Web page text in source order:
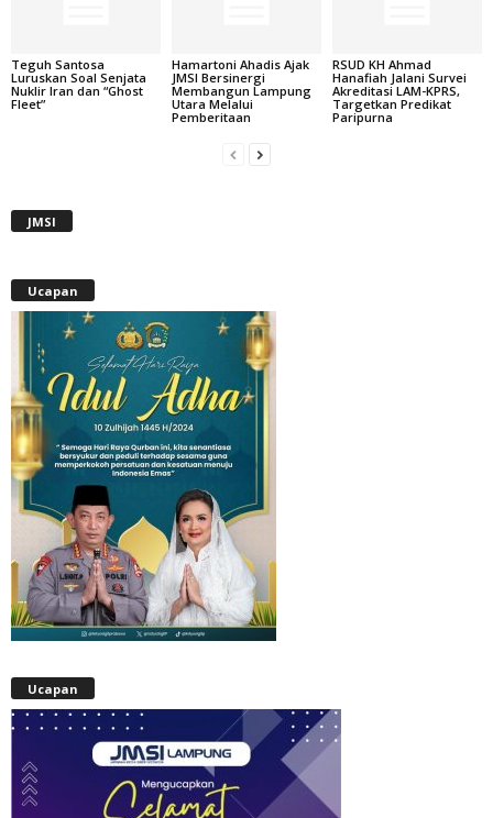
Teguh Santosa
Luruskan Soal Senjata
Nuklir Iran dan “Ghost
Fleet”
Hamartoni Ahadis Ajak
JMSI Bersinergi
Membangun Lampung
Utara Melalui
Pemberitaan
RSUD KH Ahmad
Hanafiah Jalani Survei
Akreditasi LAM-KPRS,
Targetkan Predikat
Paripurna
JMSI
Ucapan
Ucapan